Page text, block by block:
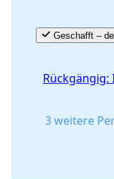
Geschafft –
Rückgängig:
3 weitere